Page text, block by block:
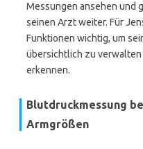
Messungen ansehen und
seinen Arzt weiter. Für
Funktionen wichtig, um
übersichtlich zu
erkennen.
Blutdruckmessung
Armgrößen